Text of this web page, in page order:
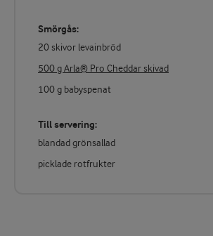
Smörgås:
20 skivor levainbröd
500 g Arla® Pro Cheddar skivad
100 g babyspenat
Till servering:
blandad grönsallad
picklade rotfrukter